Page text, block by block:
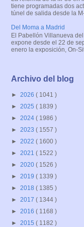
tiene programadas dos
túnel de salida desde la M-
Del Moma a Madrid
El Pabellón Villanueva
expone desde el 22 de
enero la exposición, On-
Archivo del blog
► 2026 ( 1041 )
► 2025 ( 1839 )
► 2024 ( 1986 )
► 2023 ( 1557 )
► 2022 ( 1600 )
► 2021 ( 1522 )
► 2020 ( 1526 )
► 2019 ( 1339 )
► 2018 ( 1385 )
► 2017 ( 1344 )
► 2016 ( 1168 )
► 2015 ( 1182 )